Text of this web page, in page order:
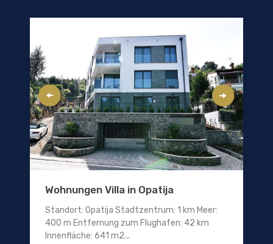
Wohnungen Villa in Opatija
Standort: Opatija Stadtzentrum: 1 km Meer:
400 m Entfernung zum Flughafen: 42 km
Innenfläche: 641 m2...